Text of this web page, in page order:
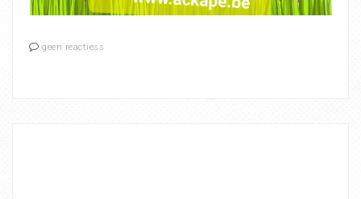
geen reactiess